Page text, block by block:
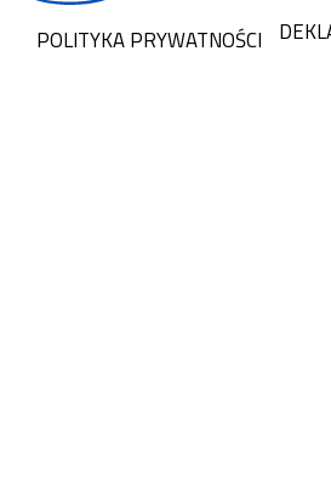
POLITYKA PRYWATNOŚCI